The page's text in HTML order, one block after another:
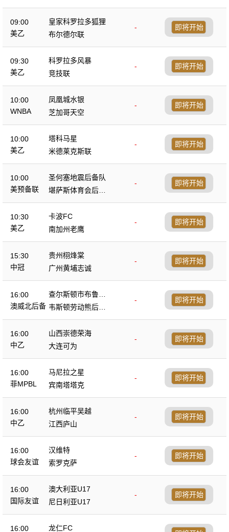
09:00
美乙
皇家科罗拉多狐狸
-
布尔德尔联
即将开始
09:30
美乙
科罗拉多风暴
-
竞技联
即将开始
10:00
WNBA
凤凰城水银
-
芝加哥天空
即将开始
10:00
美乙
塔科马星
-
米德莱克斯联
即将开始
10:00
美预备联
圣何塞地震后备队
-
堪萨斯体育会后备
队
即将开始
10:30
美乙
卡波FC
-
南加州老鹰
即将开始
15:30
中冠
贵州栩烽棠
-
广州黄埔志诚
即将开始
16:00
澳威北后备
查尔斯顿市布鲁斯
后备队
-
韦斯顿劳动熊后备
队
即将开始
16:00
中乙
山西崇德荣海
-
大连可为
即将开始
16:00
菲MPBL
马尼拉之星
-
宾南塔塔克
即将开始
16:00
中乙
杭州临平吴越
-
江西庐山
即将开始
16:00
球会友谊
汉维特
-
索罗克萨
即将开始
16:00
国际友谊
澳大利亚U17
-
尼日利亚U17
即将开始
16:00 龙仁FC